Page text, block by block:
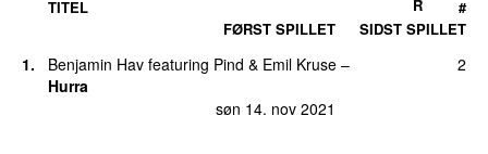
TITEL
FØRST SPILLET
SIDST SPILLET
R #
1. Benjamin Hav featuring Pind & Emil Kruse –
Hurra
søn 14. nov 2021
2